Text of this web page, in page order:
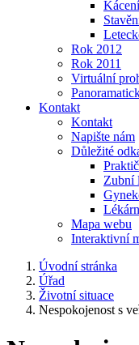
Rok 2012
Rok 2011
Virtuální
Kontakt
Kontakt
Napište nám
Důležité
Zubní
Mapa webu
Interaktivní
Úvodní stránka
Úřad
Životní situace
Nespokojenost s